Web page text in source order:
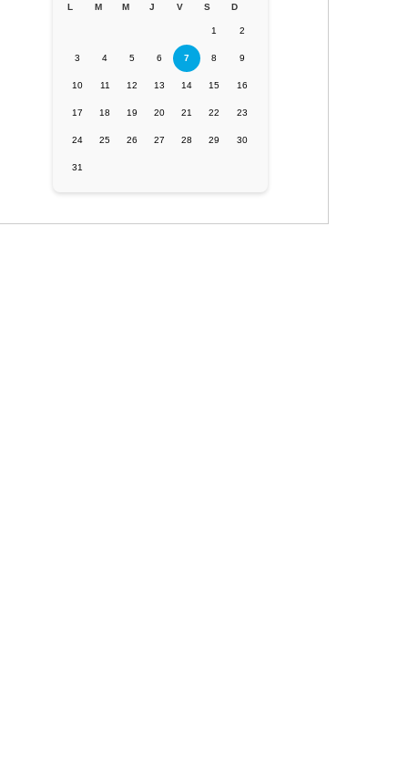
L M M J V S D
1 2
3 4 5 6 7 8 9
10 11 12 13 14 15 16
17 18 19 20 21 22 23
24 25 26 27 28 29 30
31